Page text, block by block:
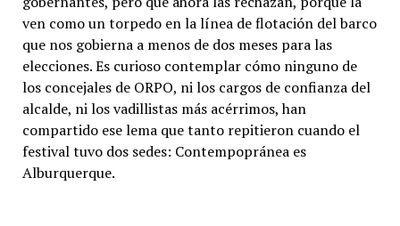
ven como un torpedo en la línea de flotación del barco
que nos gobierna a menos de dos meses para las
elecciones. Es curioso contemplar cómo ninguno de
los concejales de ORPO, ni los cargos de confianza del
alcalde, ni los vadillistas más acérrimos, han
compartido ese lema que tanto repitieron cuando el
festival tuvo dos sedes: Contempopránea es
Alburquerque.